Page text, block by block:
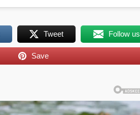
Tweet Follow us
Save